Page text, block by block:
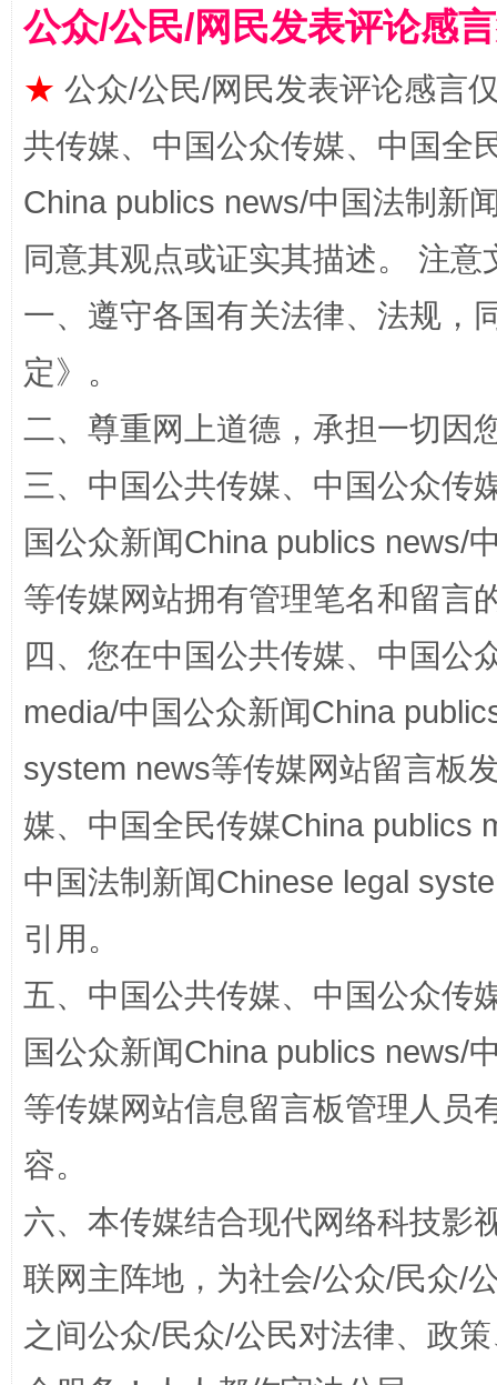
"
解纷+调解+退费，一次搞定
站台名比不上好声名
漫山遍野的桃花与雪山、麦地、白藏房 除
招工难、用工荒背后
公众/公民/网民发表评论感
★ 公众/公民/网民发表评论感言
共传媒、中国公众传媒、中国全
China publics news/中国法制新
同意其观点或证实其描述。 注
一、遵守各国有关法律、法规，
定》。
二、尊重网上道德，承担一切因
三、中国公共传媒、中国公众传
国公众新闻China publics news/
等传媒网站拥有管理笔名和留言
四、您在中国公共传媒、中国公
media/中国公众新闻China
system news等传媒网站留言板
媒、中国全民传媒China publics
中国法制新闻Chinese legal
引用。
五、中国公共传媒、中国公众传
国公众新闻China publics news/
等传媒网站信息留言板管理人员
容。
六、本传媒结合现代网络科技影
联网主阵地，为社会/公众/民众/
之间公众/民众/公民对法律、政